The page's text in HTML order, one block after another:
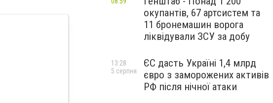
окупантів, 67 артсистем та
11 бронемашин ворога
ліквідували ЗСУ за добу
ЄС дасть Україні 1,4 млрд
євро з заморожених активів
РФ після нічної атаки
13:28
5 серпня